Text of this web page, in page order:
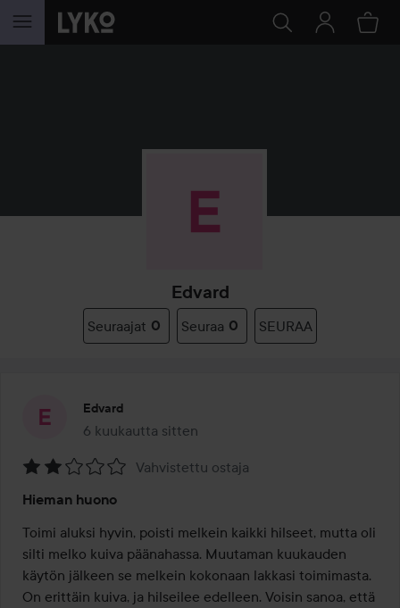
SIIRTYÄ JHK SISÄLTÖÖN
Edvard
Seuraajat 0 Seuraa 0 SEURAA
Edvard
6 kuukautta sitten
Viesti luotiin 6 kuukautta sitten
2
/
5
Vahvistettu ostaja
Hieman huono
Toimi aluksi hyvin, poisti melkein kaikki hilseet, mutta oli
silti melko kuiva päänahassa. Muutaman kuukauden
käytön jälkeen se melkein kokonaan lakkasi toimimasta.
On erittäin kuiva, ja hilseilee edelleen. Voisin sanoa, että